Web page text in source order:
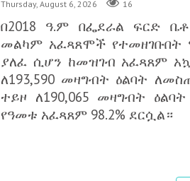
Thursday, August 6, 2026 16
በ2018 ዓ.ም በፌደራል ፍርድ
መልካም አፈጻጸሞች የተመዘገቡበት
ያለፈ ሲሆን ከመዝገብ አፈጻጸም
ለ193,590 መዛግብት ዕልባት
ተይዞ ለ190,065 መዛግብት
የዓመቱ አፈጻጸም 98.2% ደርሷል።